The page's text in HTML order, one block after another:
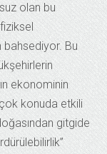
olan bu
bahsediyor. Bu
ekonominin
konuda etkili
gitgide